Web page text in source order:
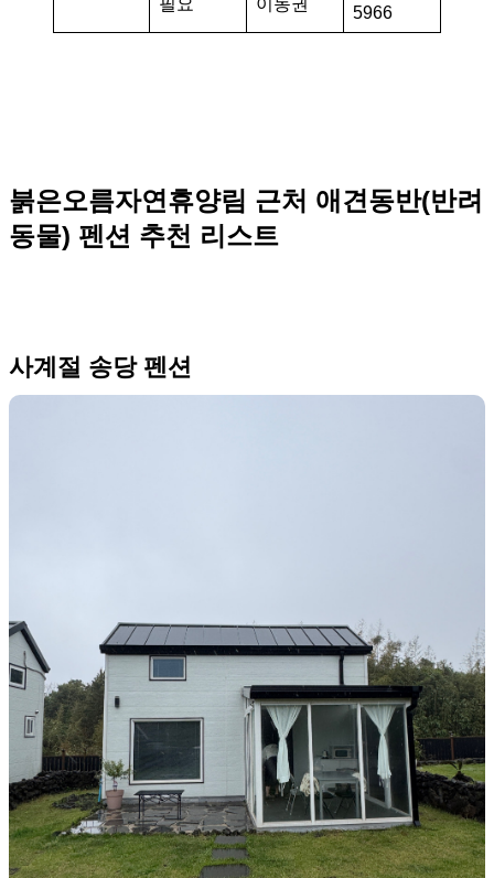
5966
붉은오름자연휴양림 근처 애견동반(반려
동물) 펜션 추천 리스트
사계절 송당 펜션